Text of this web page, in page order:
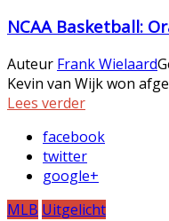
NCAA Basketball:
Auteur Frank Wielaard
Kevin van Wijk won
Lees verder
facebook
twitter
google+
MLB Uitgelicht